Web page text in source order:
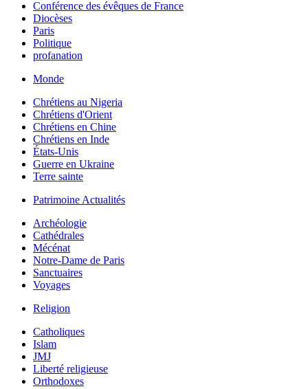
Conférence des évêques de France
Diocèses
Paris
Politique
profanation
Monde
Chrétiens au Nigeria
Chrétiens d'Orient
Chrétiens en Chine
Chrétiens en Inde
États-Unis
Guerre en Ukraine
Terre sainte
Patrimoine Actualités
Archéologie
Cathédrales
Mécénat
Notre-Dame de Paris
Sanctuaires
Voyages
Religion
Catholiques
Islam
JMJ
Liberté religieuse
Orthodoxes